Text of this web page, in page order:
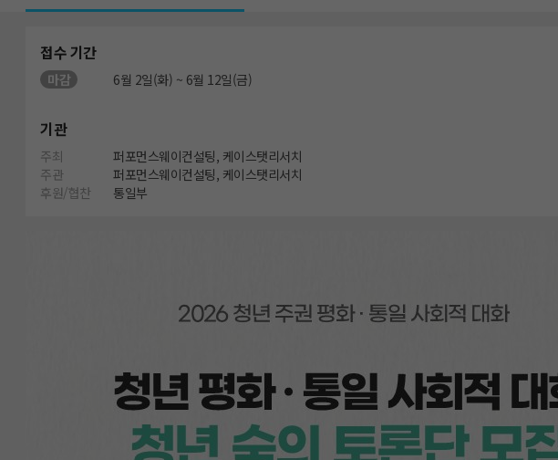
접수 기간
마감 6월 2일(화) ~ 6월 12일(금)
기관
주최
퍼포먼스웨이컨설팅, 케이스탯리서치
주관
퍼포먼스웨이컨설팅, 케이스탯리서치
후원/협찬
통일부